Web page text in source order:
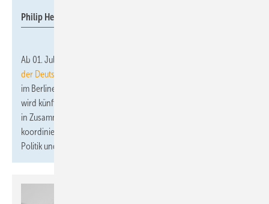
Philip Hellmund
Ab 01. Juli unterstützt
der Deutschen Heizungsindustrie (BDH)
im Berliner Hauptstadtbüro. Der studierte Politikwissenschaftler
wird künftig im BDH die europapolitische Arbeit und Regulatorik
in Zusammenarbeit mit dem europäischen Dachverband EHI
koordinieren. Er berichtet an Dr. Norbert Azuma-Dicke, Leiter
Politik und Strategie im BDH.